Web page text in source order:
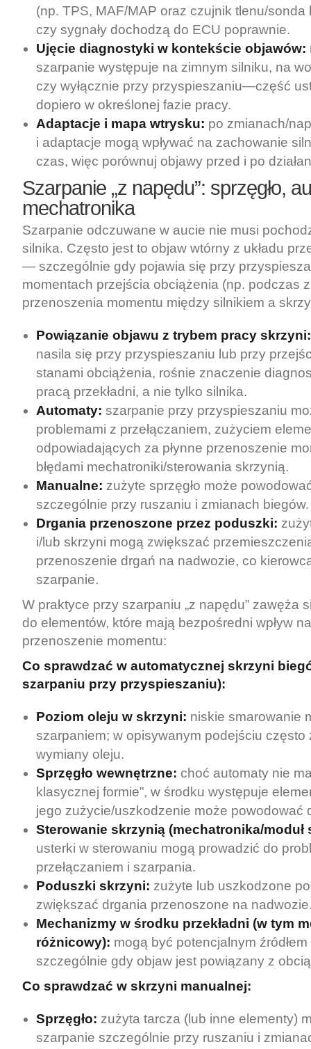
(np. TPS, MAF/MAP oraz czujnik tlenu/sonda
czy sygnały dochodzą do ECU poprawnie.
Ujęcie diagnostyki w kontekście objawów:
szarpanie występuje na zimnym silniku, na
czy wyłącznie przy przyspieszaniu—część
dopiero w określonej fazie pracy.
Adaptacje i mapa wtrysku: po zmianach/
i adaptacje mogą wpływać na zachowanie
czas, więc porównuj objawy przed i po
Szarpanie „z napędu”: sprzęgło,
mechatronika
Szarpanie odczuwane w aucie nie musi
silnika. Często jest to objaw wtórny z układu
— szczególnie gdy pojawia się przy
momentach przejścia obciążenia (np. podczas
przenoszenia momentu między silnikiem a
Powiązanie objawu z trybem pracy skrzyni:
nasila się przy przyspieszaniu lub przy
stanami obciążenia, rośnie znaczenie
pracą przekładni, a nie tylko silnika.
Automaty: szarpanie przy przyspieszaniu
problemami z przełączaniem, zużyciem
odpowiadających za płynne przenoszenie
błędami mechatroniki/sterowania skrzynią.
Manualne: zużyte sprzęgło może
szczególnie przy ruszaniu i zmianach biegów.
Drgania przenoszone przez poduszki:
i/lub skrzyni mogą zwiększać
przenoszenie drgań na nadwozie, co
szarpanie.
W praktyce przy szarpaniu „z napędu” zawęża
do elementów, które mają bezpośredni wpływ
przenoszenie momentu:
Co sprawdzać w automatycznej skrzyni
szarpaniu przy przyspieszaniu):
Poziom oleju w skrzyni: niskie smarowanie
szarpaniem; w opisywanym podejściu często
wymiany oleju.
Sprzęgło wewnętrzne: choć automaty nie
klasycznej formie”, w środku występuje
jego zużycie/uszkodzenie może powodować
Sterowanie skrzynią (mechatronika/moduł
usterki w sterowaniu mogą prowadzić do
przełączaniem i szarpania.
Poduszki skrzyni: zużyte lub uszkodzone
zwiększać drgania przenoszone na
Mechanizmy w środku przekładni (w tym
różnicowy): mogą być potencjalnym
szczególnie gdy objaw jest powiązany z
Co sprawdzać w skrzyni manualnej:
Sprzęgło: zużyta tarcza (lub inne elementy)
szarpanie szczególnie przy ruszaniu i